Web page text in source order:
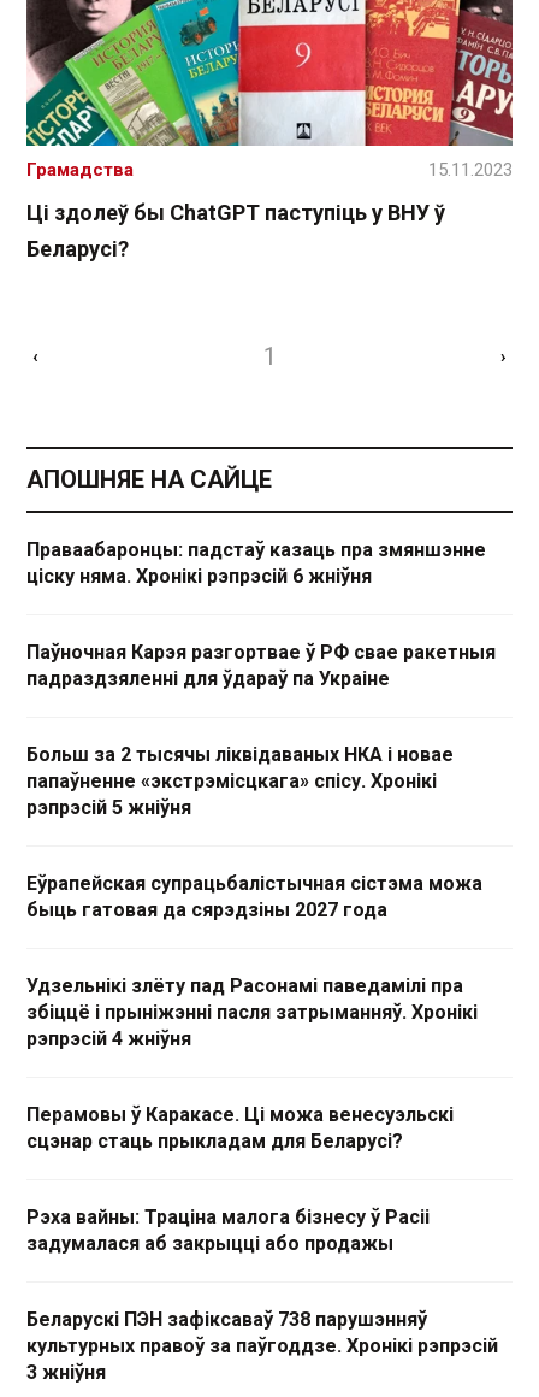
Ці здолеў бы ChatGPT паступіць у ВНУ ў
Беларусі?
Грамадства 15.11.2023
‹ 1 ›
АПОШНЯЕ НА САЙЦЕ
Праваабаронцы: падстаў казаць пра змяншэнне
ціску няма. Хронікі рэпрэсій 6 жніўня
Паўночная Карэя разгортвае ў РФ свае ракетныя
падраздзяленні для ўдараў па Украіне
Больш за 2 тысячы ліквідаваных НКА і новае
папаўненне «экстрэмісцкага» спісу. Хронікі
рэпрэсій 5 жніўня
Еўрапейская супрацьбалістычная сістэма можа
быць гатовая да сярэдзіны 2027 года
Удзельнікі злёту пад Расонамі паведамілі пра
збіццё і прыніжэнні пасля затрыманняў. Хронікі
рэпрэсій 4 жніўня
Перамовы ў Каракасе. Ці можа венесуэльскі
сцэнар стаць прыкладам для Беларусі?
Рэха вайны: Траціна малога бізнесу ў Расіі
задумалася аб закрыцці або продажы
Беларускі ПЭН зафіксаваў 738 парушэнняў
культурных правоў за паўгоддзе. Хронікі рэпрэсій
3 жніўня